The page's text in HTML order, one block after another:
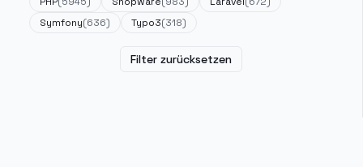
Symfony(636) Typo3(318)
Filter zurücksetzen